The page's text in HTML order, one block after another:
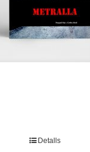
Detalls